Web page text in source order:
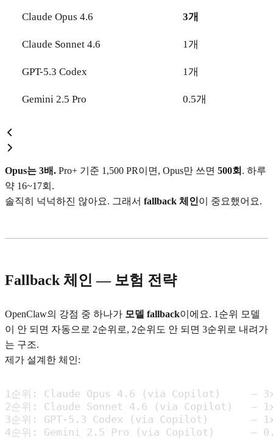
Claude Opus 4.6 3개
Claude Sonnet 4.6 1개
GPT-5.3 Codex 1개
Gemini 2.5 Pro 0.5개
Opus는 3배. Pro+ 기준 1,500 PR이면, Opus만 쓰면 500회 . 하루
약 16~17회.
솔직히 넉넉하진 않아요. 그래서 fallback 체인이 중요했어요.
Fallback 체인 — 보험 전략
OpenClaw의 강점 중 하나가 모델 fallback이에요. 1순위 모델
이 안 되면 자동으로 2순위로, 2순위도 안 되면 3순위로 내려가
는 구조.
제가 설계한 체인:
1순위: Claude Opus 4.6 (via Copilot)     —
2순위: Claude Sonnet 4.6 (via Copilot)   —
3순위: GPT-5.3 Codex (via Copilot)       —
4순위: Gemini 2.5 Pro (via Copilot)      —